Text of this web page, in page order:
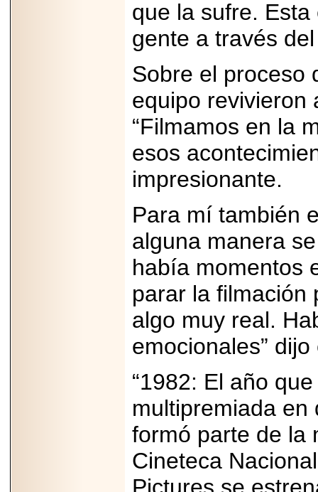
que la sufre.
gente a través del
Sobre el proceso
equipo revivieron
“Filmamos en la
esos
impresionante.
Para mí también
alguna manera
había momentos
parar la filmación
algo muy real.
emocionales”
“1982: El año
multipremiada en
formó parte de la
Cineteca